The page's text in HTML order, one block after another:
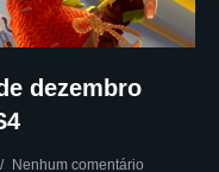
dezembro
Nenhum comentário